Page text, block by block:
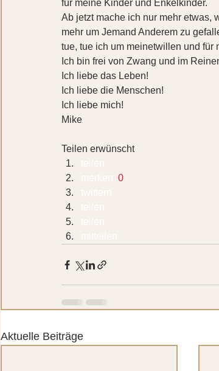
für meine Kinder und Enkelkinder.
Ab jetzt mache ich nur mehr etwas,
mehr um Jemand Anderem zu
tue, tue ich um meinetwillen und für
Ich bin frei von Zwang und im
Ich liebe das Leben!
Ich liebe die Menschen!
Ich liebe mich!
Mike
Teilen erwünscht
0
Aktuelle Beiträge